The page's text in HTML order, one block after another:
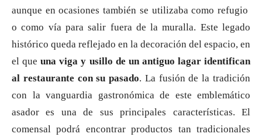
aunque en ocasiones también se utilizaba como refugio
o como vía para salir fuera de la muralla. Este legado
histórico queda reflejado en la decoración del espacio, en
el queuna viga y usillo de un antiguo lagar identifican
al restaurante con su pasado. La fusión de la tradición
con la vanguardia gastronómica de este emblemático
asador es una de sus principales características. El
comensal podrá encontrar productos tan tradicionales